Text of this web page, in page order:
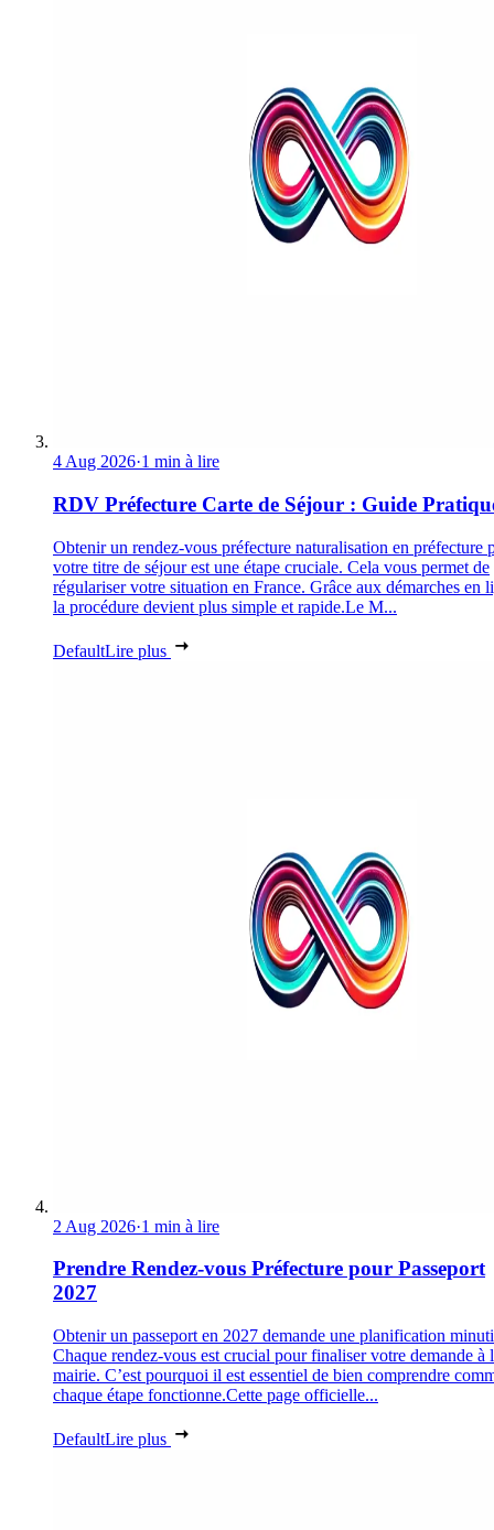
4 Aug 2026·1 min à lire
RDV Préfecture Carte de Séjour : Guide
Obtenir un rendez-vous préfecture naturalisation en préfecture
votre titre de séjour est une étape cruciale. Cela vous permet de
régulariser votre situation en France. Grâce aux démarches en
la procédure devient plus simple et rapide.Le M...
DefaultLire plus
2 Aug 2026·1 min à lire
Prendre Rendez-vous Préfecture pour Passeport
2027
Obtenir un passeport en 2027 demande une planification
Chaque rendez-vous est crucial pour finaliser votre demande à
mairie. C’est pourquoi il est essentiel de bien comprendre
chaque étape fonctionne.Cette page officielle...
DefaultLire plus